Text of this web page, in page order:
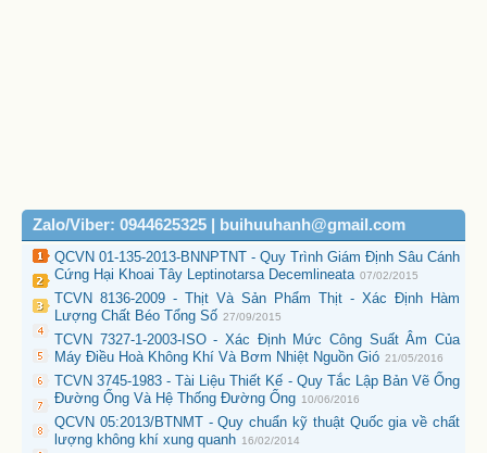
Zalo/Viber: 0944625325 | buihuuhanh@gmail.com
QCVN 01-135-2013-BNNPTNT - Quy Trình Giám Định Sâu Cánh
Cứng Hại Khoai Tây Leptinotarsa Decemlineata 07/02/2015
TCVN 8136-2009 - Thịt Và Sản Phẩm Thịt - Xác Định Hàm
Lượng Chất Béo Tổng Số 27/09/2015
TCVN 7327-1-2003-ISO - Xác Định Mức Công Suất Âm Của
Máy Điều Hoà Không Khí Và Bơm Nhiệt Nguồn Gió 21/05/2016
TCVN 3745-1983 - Tài Liệu Thiết Kế - Quy Tắc Lập Bản Vẽ Ống
Đường Ống Và Hệ Thống Đường Ống 10/06/2016
QCVN 05:2013/BTNMT - Quy chuẩn kỹ thuật Quốc gia về chất
lượng không khí xung quanh 16/02/2014